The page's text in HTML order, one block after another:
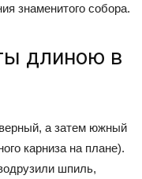
знаменитого собора.
длиною в
а затем южный
карниза на плане).
шпиль,